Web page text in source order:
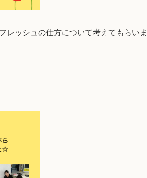
レッシュの仕方について考えてもらいま